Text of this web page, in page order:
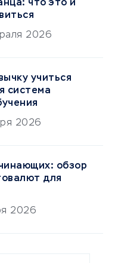
что это и
2026
учиться
система
2026
обзор
для
2026